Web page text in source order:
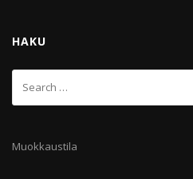
HAKU
Muokkaustila